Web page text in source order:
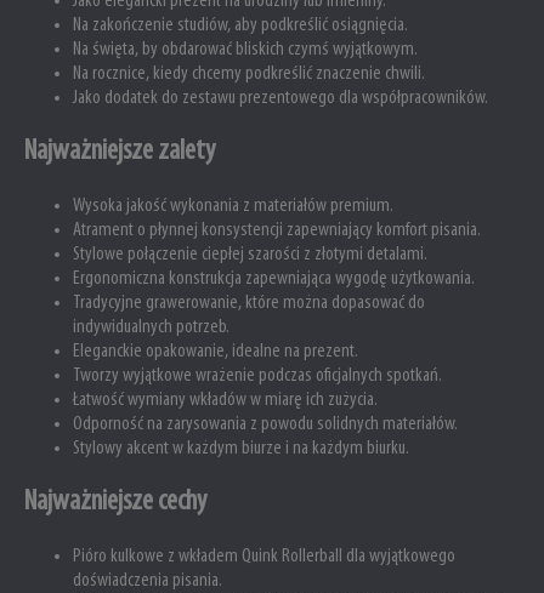
Na zakończenie studiów, aby podkreślić osiągnięcia.
Na święta, by obdarować bliskich czymś wyjątkowym.
Na rocznice, kiedy chcemy podkreślić znaczenie chwili.
Jako dodatek do zestawu prezentowego dla współpracowników.
Najważniejsze zalety
Wysoka jakość wykonania z materiałów premium.
Atrament o płynnej konsystencji zapewniający komfort pisania.
Stylowe połączenie ciepłej szarości z złotymi detalami.
Ergonomiczna konstrukcja zapewniająca wygodę użytkowania.
Tradycyjne grawerowanie, które można dopasować do
indywidualnych potrzeb.
Eleganckie opakowanie, idealne na prezent.
Tworzy wyjątkowe wrażenie podczas oficjalnych spotkań.
Łatwość wymiany wkładów w miarę ich zużycia.
Odporność na zarysowania z powodu solidnych materiałów.
Stylowy akcent w każdym biurze i na każdym biurku.
Najważniejsze cechy
Pióro kulkowe z wkładem Quink Rollerball dla wyjątkowego
doświadczenia pisania.